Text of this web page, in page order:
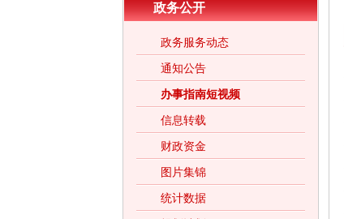
政务公开
政务服务动态
通知公告
办事指南短视频
信息转载
财政资金
图片集锦
统计数据